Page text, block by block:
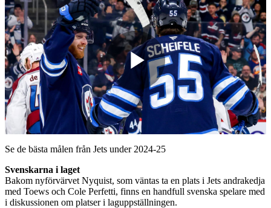
Play
Video
Se de bästa målen från Jets under 2024-25
Svenskarna i laget
Bakom nyförvärvet Nyquist, som väntas ta en plats i Jets andrakedja
med Toews och Cole Perfetti, finns en handfull svenska spelare med
i diskussionen om platser i laguppställningen.